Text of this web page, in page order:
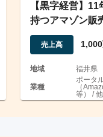
【黒字経営】
持つアマゾン販
売上高
地域 福井県
業種
ポータ
（
等） / 他